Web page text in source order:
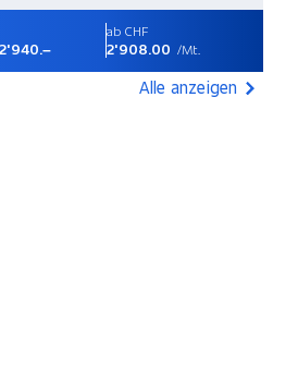
ab CHF
2'908.00 /Mt.
Alle anzeigen